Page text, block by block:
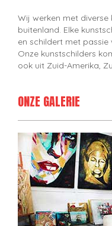
Wij werken met diverse
buitenland. Elke
en schildert met
Onze kunstschilders
ook uit Zuid-Amerika,
ONZE GALERIE